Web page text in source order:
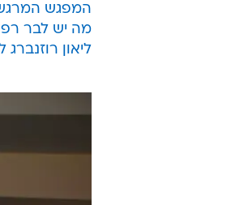
המפגש המרגש
מה יש לבר
ליאון